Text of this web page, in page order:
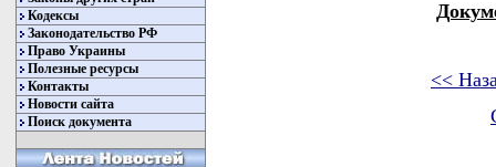
Кодексы
Законодательство РФ
Право Украины
Полезные ресурсы
Контакты
Новости сайта
Поиск документа
<<